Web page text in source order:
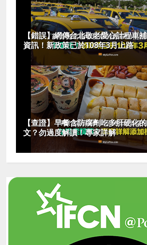
【錯誤】網傳台北敬老愛心計程車
資訊！新政策已於108年3月上路
【查證】早餐含防腐劑吃多肝硬化
文？勿過度解讀！專家詳解